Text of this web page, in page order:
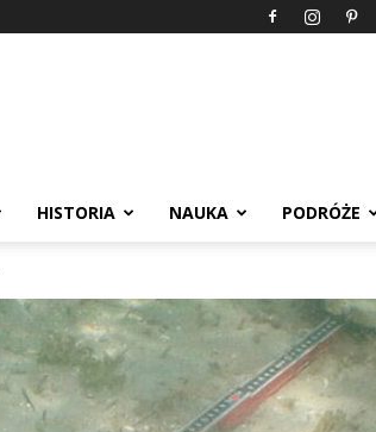
HISTORIA NAUKA PODRÓŻE